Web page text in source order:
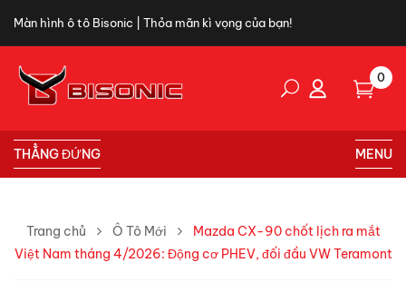
Màn hình ô tô Bisonic | Thỏa mãn kì vọng của bạn!
0
THẲNG ĐỨNG MENU
Trang chủ Ô Tô Mới
Mazda CX-90 chốt lịch ra mắt
Việt Nam tháng 4/2026: Động cơ PHEV, đối đầu VW Teramont